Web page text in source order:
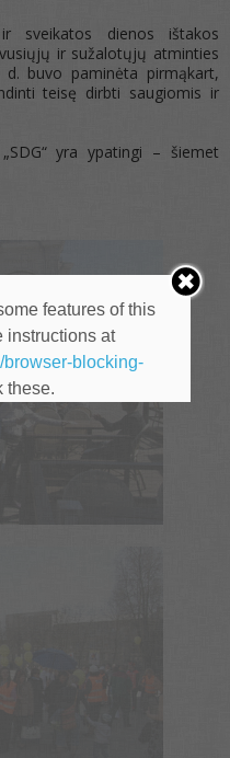
sveikatos dienos ištakos
ir sužalotųjų atminties
buvo paminėta pirmąkart,
teisę dirbti saugiomis ir
yra ypatingi – šiemet
features of this
instructions at
browser-blocking-
these.